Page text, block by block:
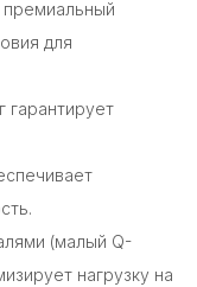
премиальный
для
гарантирует
(малый Q-
нагрузку на